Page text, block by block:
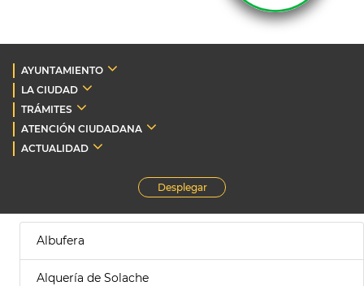
AYUNTAMIENTO
LA CIUDAD
TRÁMITES
ATENCIÓN CIUDADANA
ACTUALIDAD
Desplegar
Albufera
Alquería de Solache